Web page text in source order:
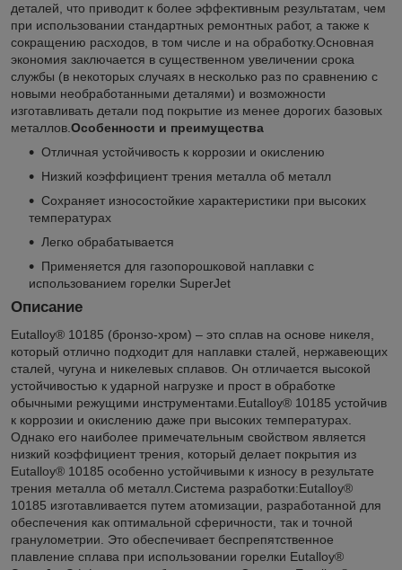
деталей, что приводит к более эффективным результатам, чем
при использовании стандартных ремонтных работ, а также к
сокращению расходов, в том числе и на обработку.Основная
экономия заключается в существенном увеличении срока
службы (в некоторых случаях в несколько раз по сравнению с
новыми необработанными деталями) и возможности
изготавливать детали под покрытие из менее дорогих базовых
металлов.Особенности и преимущества
Отличная устойчивость к коррозии и окислению
Низкий коэффициент трения металла об металл
Сохраняет износостойкие характеристики при высоких
температурах
Легко обрабатывается
Применяется для газопорошковой наплавки с
использованием горелки SuperJet
Описание
Eutalloy® 10185 (бронзо-хром) – это сплав на основе никеля,
который отлично подходит для наплавки сталей, нержавеющих
сталей, чугуна и никелевых сплавов. Он отличается высокой
устойчивостью к ударной нагрузке и прост в обработке
обычными режущими инструментами.Eutalloy® 10185 устойчив
к коррозии и окислению даже при высоких температурах.
Однако его наиболее примечательным свойством является
низкий коэффициент трения, который делает покрытия из
Eutalloy® 10185 особенно устойчивыми к износу в результате
трения металла об металл.Система разработки:Eutalloy®
10185 изготавливается путем атомизации, разработанной для
обеспечения как оптимальной сферичности, так и точной
гранулометрии. Это обеспечивает беспрепятственное
плавление сплава при использовании горелки Eutalloy®